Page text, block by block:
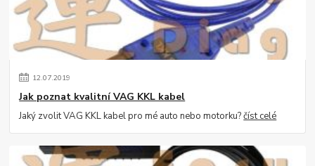
12.07.2019
Jak poznat kvalitní VAG KKL kabel
Jaký zvolit VAG KKL kabel pro mé auto nebo motorku?číst celé